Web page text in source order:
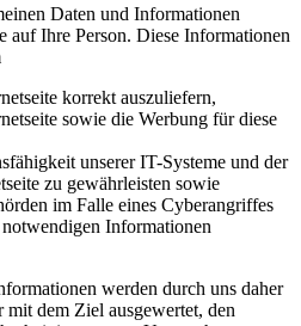
Daten und Informationen
auf Ihre Person. Diese Informationen
korrekt auszuliefern,
sowie die Werbung für diese
unserer IT-Systeme und der
zu gewährleisten sowie
im Falle eines Cyberangriffes
Informationen
werden durch uns daher
mit dem Ziel ausgewertet, den